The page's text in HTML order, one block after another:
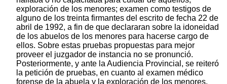
exploración de los menores; examen como testigos de
alguno de los treinta firmantes del escrito de fecha 22 de
abril de 1992, a fin de que declararan sobre la idoneidad
de los abuelos de los menores para hacerse cargo de
ellos. Sobre estas pruebas propuestas para mejor
proveer el juzgador de instancia no se pronunció.
Posteriormente, y ante la Audiencia Provincial, se reiteró
la petición de pruebas, en cuanto al examen médico
forense de la abuela y la exploración de los menores,